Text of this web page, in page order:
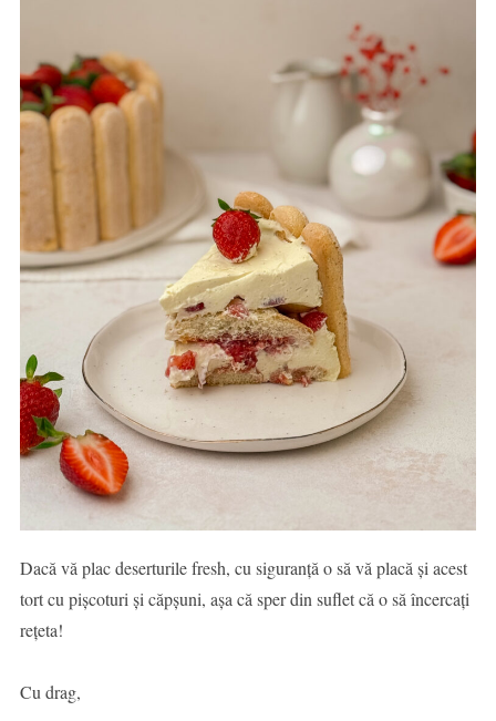
Dacă vă plac deserturile fresh, cu siguranță o să vă placă și acest
tort cu pișcoturi și căpșuni, așa că sper din suflet că o să încercați
rețeta!
Cu drag,